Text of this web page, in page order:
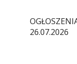
26.07.2026